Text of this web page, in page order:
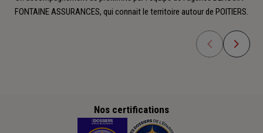
FONTAINE ASSURANCES, qui connait le territoire autour de POITIERS.
Nos certifications